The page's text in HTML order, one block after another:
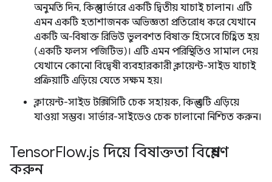
অনুমতি দিন, কিন্তু সার্ভারে একটি দ্বিতীয় যাচাই চালান। এটি
এমন একটি হতাশাজনক অভিজ্ঞতা প্রতিরোধ করে যেখানে
একটি অ-বিষাক্ত রিভিউ ভুলবশত বিষাক্ত হিসেবে চিহ্নিত হয়
(একটি ফলস পজিটিভ)। এটি এমন পরিস্থিতিও সামাল দেয়
যেখানে কোনো বিদ্বেষী ব্যবহারকারী ক্লায়েন্ট-সাইড যাচাই
প্রক্রিয়াটি এড়িয়ে যেতে সক্ষম হয়।
ক্লায়েন্ট-সাইড টক্সিসিটি চেক সহায়ক, কিন্তু এটি এড়িয়ে
যাওয়া সম্ভব। সার্ভার-সাইডেও চেক চালানো নিশ্চিত করুন।
TensorFlow.js দিয়ে বিষাক্ততা বিশ্লেষণ
করুন